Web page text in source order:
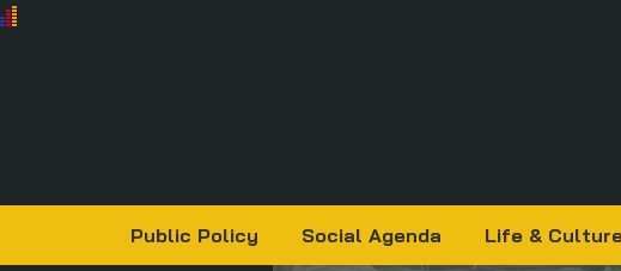
Public Policy Social Agenda Life &